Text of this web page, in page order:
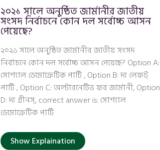
২০২১ সালে অনুষ্ঠিত জার্মানীর জাতীয়
সংসদ নির্বাচনে কোন দল সর্বোচ্চ আসন
পেয়েছে?
২০২১ সালে অনুষ্ঠিত জার্মানীর জাতীয় সংসদ
নির্বাচনে কোন দল সর্বোচ্চ আসন পেয়েছে? Option A:
সোশ্যাল ডেমোক্রেটিক পার্টি , Option B: দ্য লেফট্
পার্টি , Option C: অল্টারনেটিভ ফর জার্মানী, Option
D: দ্য গ্রীনস্, correct answer is: সোশ্যাল
ডেমোক্রেটিক পার্টি
Show Explaination